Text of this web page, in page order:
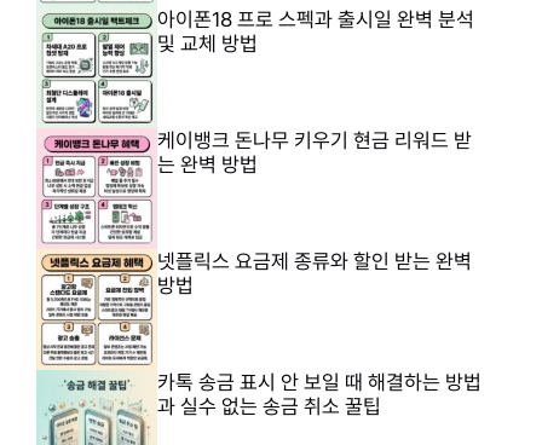
아이폰18 프로 스펙과 출시일 완벽 분석
및 교체 방법
케이뱅크 돈나무 키우기 현금 리워드 받
는 완벽 방법
넷플릭스 요금제 종류와 할인 받는 완벽
방법
카톡 송금 표시 안 보일 때 해결하는 방법
과 실수 없는 송금 취소 꿀팁